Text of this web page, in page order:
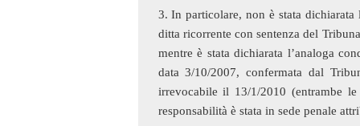
3. In particolare, non è stata
ditta ricorrente con sentenza del
mentre è stata dichiarata l’analoga
data 3/10/2007, confermata dal
irrevocabile il 13/1/2010 (entrambe
responsabilità è stata in sede penale